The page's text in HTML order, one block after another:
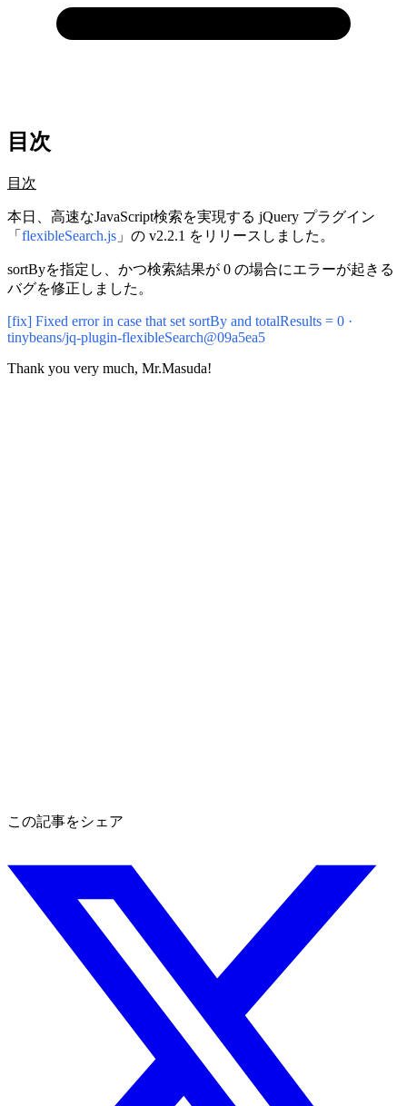
目次
目次
本日、高速なJavaScript検索を実現する jQuery プラグイン
「 flexibleSearch.js 」の v2.2.1 をリリースしました。
sortByを指定し、かつ検索結果が 0 の場合にエラーが起きる
バグを修正しました。
[fix] Fixed error in case that set sortBy and totalResults = 0 ·
tinybeans/jq-plugin-flexibleSearch@09a5ea5
Thank you very much, Mr.Masuda!
この記事をシェア